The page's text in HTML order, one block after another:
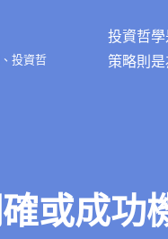
投資哲
策略則
、投資哲
或成功